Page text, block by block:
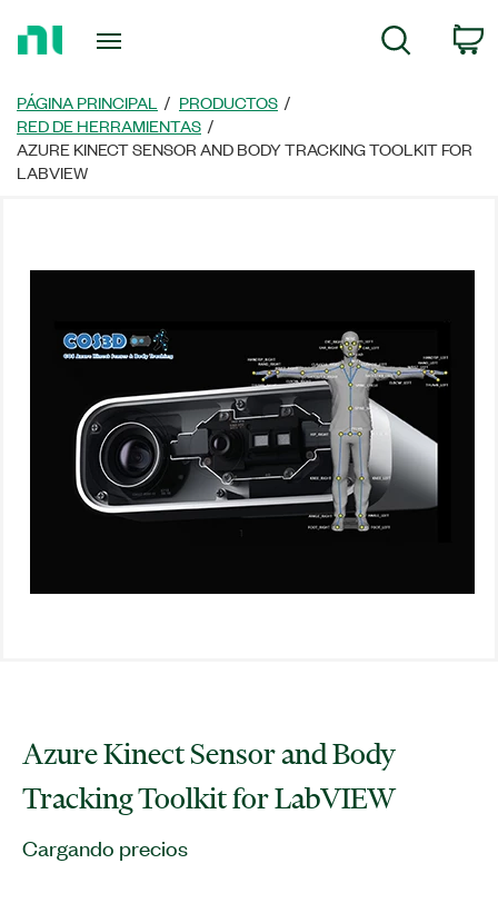
página
principal
Búsqueda
PÁGINA PRINCIPAL
PRODUCTOS
RED DE HERRAMIENTAS
AZURE KINECT SENSOR AND BODY TRACKING TOOLKIT FOR
LABVIEW
Azure Kinect Sensor and Body
Tracking Toolkit for LabVIEW
Cargando precios